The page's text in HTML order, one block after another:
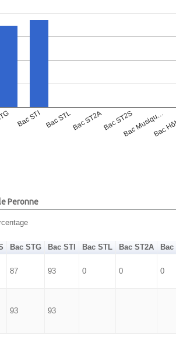
Bac STI Bac STLBac ST2ABac ST2SBac Musiqu…
Bac
Peronne
Bac STG Bac STI Bac STL Bac ST2A Bac
87 93 0 0 0
93 93